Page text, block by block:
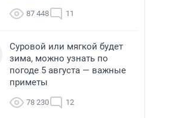
87 448 11
Суровой или мягкой будет
зима, можно узнать по
погоде 5 августа — важные
приметы
78 230 12